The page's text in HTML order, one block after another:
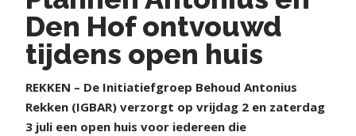
Den Hof ontvouwd
tijdens open huis
REKKEN – De Initiatiefgroep Behoud Antonius
Rekken (IGBAR) verzorgt op vrijdag 2 en zaterdag
3 juli een open huis voor iedereen die